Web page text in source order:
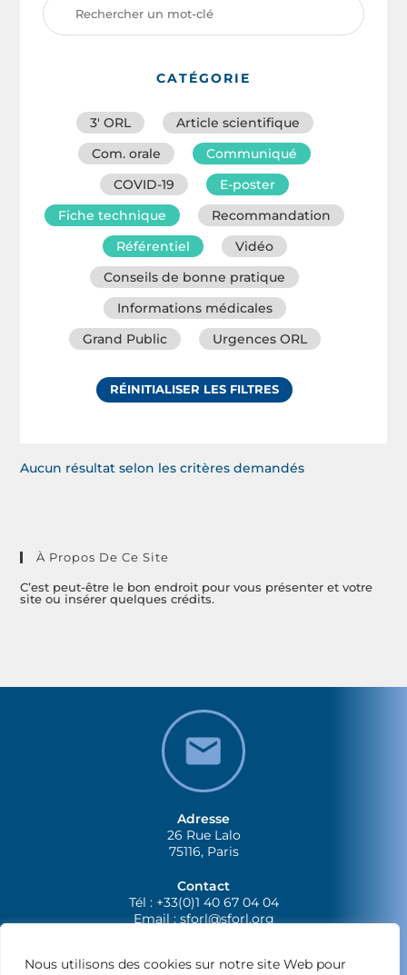
Nous utilisons des cookies sur notre site Web pour
CATÉGORIE
3′ ORL
Article scientifique
Com. orale
Communiqué
COVID-19
E-poster
Fiche technique
Recommandation
Référentiel
Vidéo
Conseils de bonne pratique
Informations médicales
Grand Public
Urgences ORL
RÉINITIALISER LES FILTRES
Aucun résultat selon les critères demandés
À Propos De Ce Site
C’est peut-être le bon endroit pour vous présenter et votre
site ou insérer quelques crédits.
Adresse
26 Rue Lalo
75116, Paris
Contact
Tél : +33(0)1 40 67 04 04
Email :sforl@sforl.org